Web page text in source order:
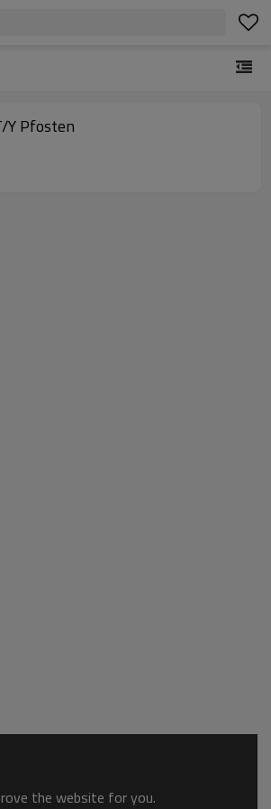
Pfosten
the website for you.